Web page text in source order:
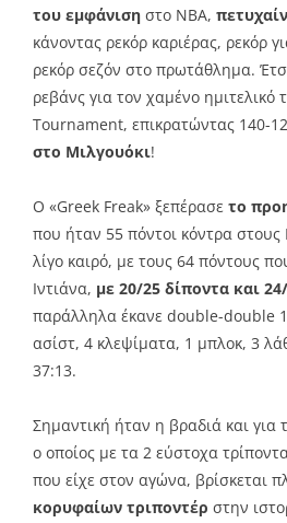
του εμφάνιση στο NBA,
κάνοντας ρεκόρ καριέρας, ρεκόρ
ρεκόρ σεζόν στο πρωτάθλημα.
ρεβάνς για τον χαμένο ημιτελικό
Tournament, επικρατώντας 140-
στο Μιλγουόκι!
Ο «Greek Freak» ξεπέρασε το
που ήταν 55 πόντοι κόντρα στους
λίγο καιρό, με τους 64 πόντους
Ιντιάνα, με 20/25 δίποντα και
παράλληλα έκανε double-double
ασίστ, 4 κλεψίματα, 1 μπλοκ, 3
37:13.
Σημαντική ήταν η βραδιά και για
ο οποίος με τα 2 εύστοχα
που είχε στον αγώνα, βρίσκεται
κορυφαίων τριποντέρ στην